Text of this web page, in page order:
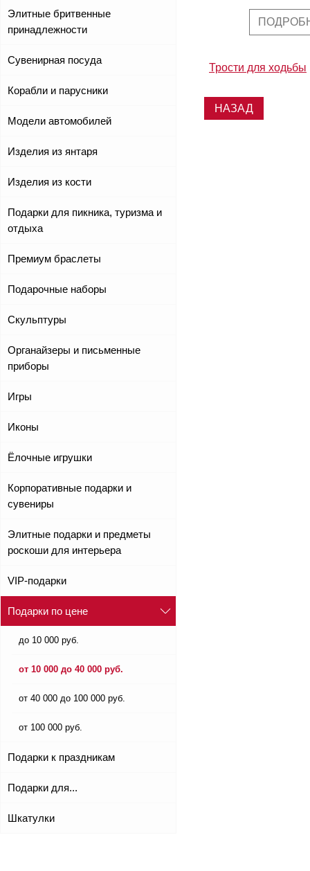
Элитные бритвенные
принадлежности
Сувенирная посуда
Корабли и парусники
Модели автомобилей
Изделия из янтаря
Изделия из кости
Подарки для пикника, туризма и
отдыха
Премиум браслеты
Подарочные наборы
Скульптуры
Органайзеры и письменные
приборы
Игры
Иконы
Ёлочные игрушки
Корпоративные подарки и
сувениры
Элитные подарки и предметы
роскоши для интерьера
VIP-подарки
Подарки по цене
до 10 000 руб.
от 10 000 до 40 000 руб.
от 40 000 до 100 000 руб.
от 100 000 руб.
Подарки к праздникам
Подарки для...
Шкатулки
Трости для ходьбы
НАЗАД